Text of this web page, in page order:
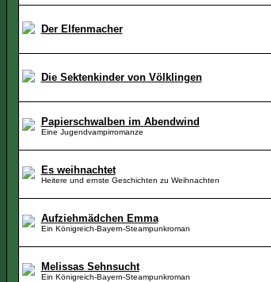
Der Elfenmacher
Die Sektenkinder von Völklingen
Papierschwalben im Abendwind
Eine Jugendvampirromanze
Es weihnachtet
Heitere und ernste Geschichten zu Weihnachten
Aufziehmädchen Emma
Ein Königreich-Bayern-Steampunkroman
Melissas Sehnsucht
Ein Königreich-Bayern-Steampunkroman